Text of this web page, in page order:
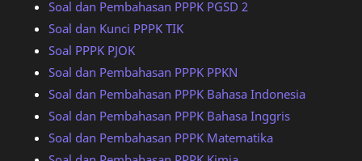
Soal dan Pembahasan PPPK PGSD 2
Soal dan Kunci PPPK TIK
Soal PPPK PJOK
Soal dan Pembahasan PPPK PPKN
Soal dan Pembahasan PPPK Bahasa Indonesia
Soal dan Pembahasan PPPK Bahasa Inggris
Soal dan Pembahasan PPPK Matematika